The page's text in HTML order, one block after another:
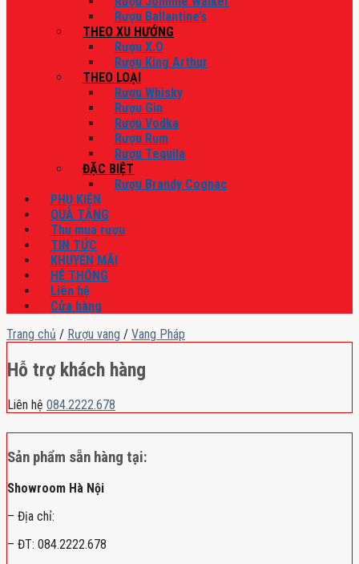
Rượu Ballantine’s
THEO XU HƯỚNG
Rượu X.O
Rượu King Arthur
THEO LOẠI
Rượu Whisky
Rượu Gin
Rượu Vodka
Rượu Rum
Rượu Tequila
ĐẶC BIỆT
Rượu Brandy Cognac
PHỤ KIỆN
QUÀ TẶNG
Thu mua rượu
TIN TỨC
KHUYẾN MÃI
HỆ THỐNG
Liên hệ
Cửa hàng
Trang chủ / Rượu vang / Vang Pháp
Hỗ trợ khách hàng
Liên hệ 084.2222.678
Sản phẩm sẵn hàng tại:
Showroom Hà Nội
– Địa chỉ:
– ĐT: 084.2222.678